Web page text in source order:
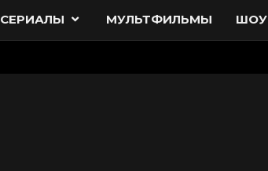
СЕРИАЛЫ МУЛЬТФИЛЬМЫ ШОУ